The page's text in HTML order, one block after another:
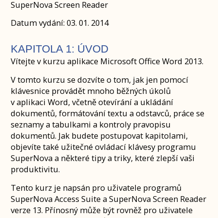
SuperNova Screen Reader
Datum vydání: 03. 01. 2014
KAPITOLA 1: ÚVOD
Vítejte v kurzu aplikace Microsoft Office Word 2013.
V tomto kurzu se dozvíte o tom, jak jen pomocí
klávesnice provádět mnoho běžných úkolů
v aplikaci Word, včetně otevírání a ukládání
dokumentů, formátování textu a odstavců, práce se
seznamy a tabulkami a kontroly pravopisu
dokumentů. Jak budete postupovat kapitolami,
objevíte také užitečné ovládací klávesy programu
SuperNova a některé tipy a triky, které zlepší vaši
produktivitu.
Tento kurz je napsán pro uživatele programů
SuperNova Access Suite a SuperNova Screen Reader
verze 13. Přínosný může být rovněž pro uživatele